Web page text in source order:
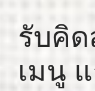
รับคิด
เมนู